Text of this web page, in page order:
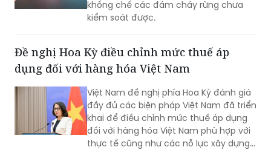
khống chế các đám cháy rừng chưa
kiểm soát được.
Đề nghị Hoa Kỳ điều chỉnh mức thuế áp
dụng đối với hàng hóa Việt Nam
Việt Nam đề nghị phía Hoa Kỳ đánh giá
đầy đủ các biện pháp Việt Nam đã triển
khai để điều chỉnh mức thuế áp dụng
đối với hàng hóa Việt Nam phù hợp với
thực tế cũng như các nỗ lực xây dựng